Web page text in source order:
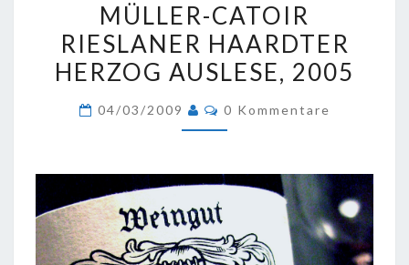
CATOIR
RIESLANER
HAARDTER
AUSLESE,
MÜLLER-CATOIR
RIESLANER HAARDTER
HERZOG AUSLESE, 2005
04/03/2009 Kommentare
0 Kommentare